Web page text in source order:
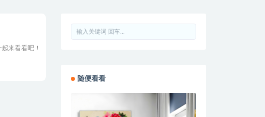
来看看吧！
随便看看